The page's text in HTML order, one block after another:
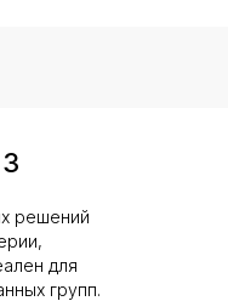
решений
для
групп.